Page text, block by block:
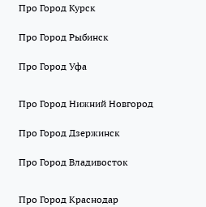
Про Город Курск
Про Город Рыбинск
Про Город Уфа
Про Город Нижний Новгород
Про Город Дзержинск
Про Город Владивосток
Про Город Краснодар